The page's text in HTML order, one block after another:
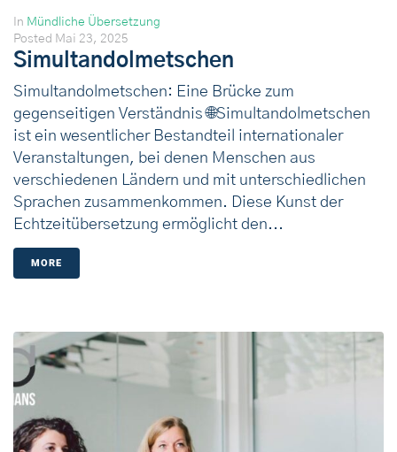
In Mündliche Übersetzung
Posted Mai 23, 2025
Simultandolmetschen
Simultandolmetschen: Eine Brücke zum
gegenseitigen Verständnis 🌐Simultandolmetschen
ist ein wesentlicher Bestandteil internationaler
Veranstaltungen, bei denen Menschen aus
verschiedenen Ländern und mit unterschiedlichen
Sprachen zusammenkommen. Diese Kunst der
Echtzeitübersetzung ermöglicht den...
MORE